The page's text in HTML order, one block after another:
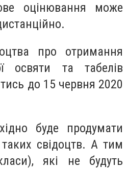
оцінювання може
про отримання
освяти та табелів
до 15 червня 2020
буде продумати
свідоцтв. А тим
які не будуть